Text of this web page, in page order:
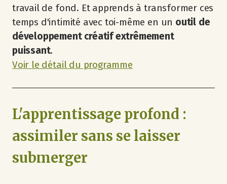
travail de fond. Et apprends à transformer ces
temps d'intimité avec toi-même en un outil de
développement créatif extrêmement
puissant.
​Voir le détail du programme
L'apprentissage profond :
assimiler sans se laisser
submerger